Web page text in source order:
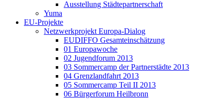
Ausstellung Städtepartnerschaft
Yuma
EU-Projekte
Netzwerkprojekt Europa-Dialog
EUDIFFO Gesamteinschätzung
01 Europawoche
02 Jugendforum 2013
03 Sommercamp der Partnerstädte 2013
04 Grenzlandfahrt 2013
05 Sommercamp Teil II 2013
06 Bürgerforum Heilbronn